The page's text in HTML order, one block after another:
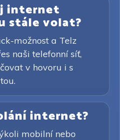
internet
stále volat?
možnost a Telz
naši telefonní síť,
v hovoru i s
internet?
mobilní nebo